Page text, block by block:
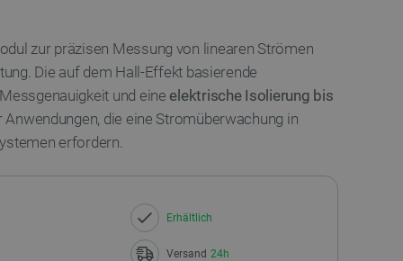
zur präzisen Messung von linearen Strömen
Die auf dem Hall-Effekt basierende
und eine elektrische Isolierung bis
Anwendungen, die eine Stromüberwachung in
erfordern.
Erhältlich
Versand 24h